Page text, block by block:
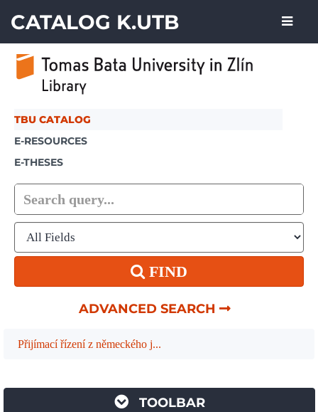
CATALOG K.UTB
TBU CATALOG
E-RESOURCES
E-THESES
FIND
ADVANCED SEARCH
Přijímací řízení z německého j...
TOOLBAR